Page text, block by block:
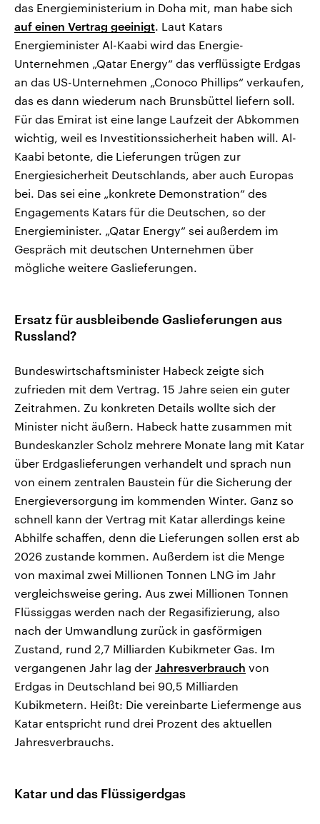
das Energieministerium in Doha mit, man habe sich
auf einen Vertrag geeinigt. Laut Katars
Energieminister Al-Kaabi wird das Energie-
Unternehmen „Qatar Energy“ das verflüssigte Erdgas
an das US-Unternehmen „Conoco Phillips“ verkaufen,
das es dann wiederum nach Brunsbüttel liefern soll.
Für das Emirat ist eine lange Laufzeit der Abkommen
wichtig, weil es Investitionssicherheit haben will. Al-
Kaabi betonte, die Lieferungen trügen zur
Energiesicherheit Deutschlands, aber auch Europas
bei. Das sei eine „konkrete Demonstration“ des
Engagements Katars für die Deutschen, so der
Energieminister. „Qatar Energy“ sei außerdem im
Gespräch mit deutschen Unternehmen über
mögliche weitere Gaslieferungen.
Ersatz für ausbleibende Gaslieferungen aus
Russland?
Bundeswirtschaftsminister Habeck zeigte sich
zufrieden mit dem Vertrag. 15 Jahre seien ein guter
Zeitrahmen. Zu konkreten Details wollte sich der
Minister nicht äußern. Habeck hatte zusammen mit
Bundeskanzler Scholz mehrere Monate lang mit Katar
über Erdgaslieferungen verhandelt und sprach nun
von einem zentralen Baustein für die Sicherung der
Energieversorgung im kommenden Winter. Ganz so
schnell kann der Vertrag mit Katar allerdings keine
Abhilfe schaffen, denn die Lieferungen sollen erst ab
2026 zustande kommen. Außerdem ist die Menge
von maximal zwei Millionen Tonnen LNG im Jahr
vergleichsweise gering. Aus zwei Millionen Tonnen
Flüssiggas werden nach der Regasifizierung, also
nach der Umwandlung zurück in gasförmigen
Zustand, rund 2,7 Milliarden Kubikmeter Gas. Im
vergangenen Jahr lag der Jahresverbrauch von
Erdgas in Deutschland bei 90,5 Milliarden
Kubikmetern. Heißt: Die vereinbarte Liefermenge aus
Katar entspricht rund drei Prozent des aktuellen
Jahresverbrauchs.
Katar und das Flüssigerdgas